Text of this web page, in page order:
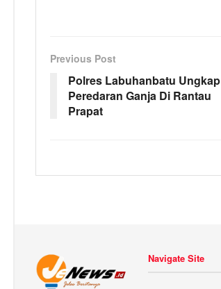
Previous Post
Polres Labuhanbatu Ungkap
Peredaran Ganja Di Rantau
Prapat
Navigate Site